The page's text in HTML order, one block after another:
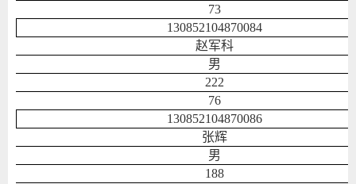
73
130852104870084
赵军科
男
222
76
130852104870086
张辉
男
188